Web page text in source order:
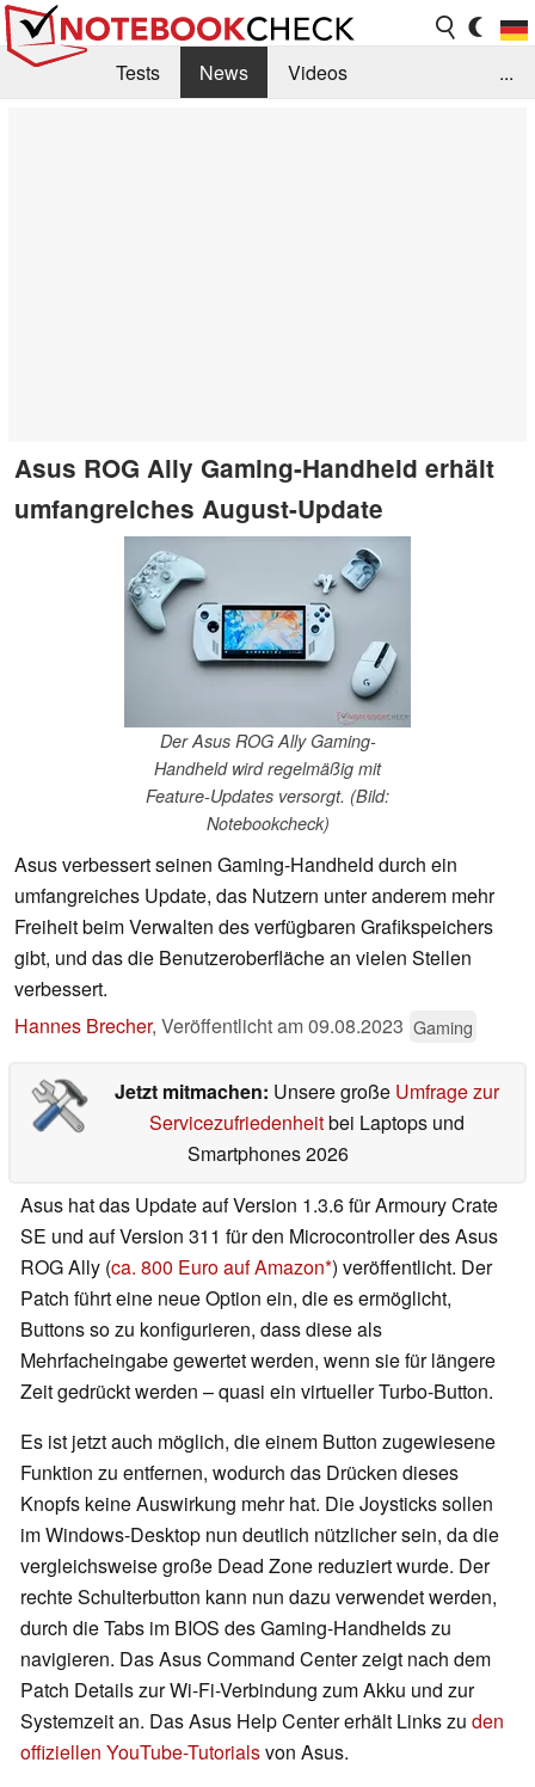
Tests News
Videos
...
Asus ROG Ally Gaming-Handheld erhält
umfangreiches August-Update
Der Asus ROG Ally Gaming-
Handheld wird regelmäßig mit
Feature-Updates versorgt. (Bild:
Notebookcheck)
Asus verbessert seinen Gaming-Handheld durch ein
umfangreiches Update, das Nutzern unter anderem mehr
Freiheit beim Verwalten des verfügbaren Grafikspeichers
gibt, und das die Benutzeroberfläche an vielen Stellen
verbessert.
Hannes Brecher, Veröffentlicht am09.08.2023 Gaming
Jetzt mitmachen: Unsere große Umfrage zur
Servicezufriedenheitbei Laptops und
Smartphones 2026
Asus hat das Update auf Version 1.3.6 für Armoury Crate
SE und auf Version 311 für den Microcontroller des Asus
ROG Ally (ca. 800 Euro auf Amazon ) veröffentlicht. Der
Patch führt eine neue Option ein, die es ermöglicht,
Buttons so zu konfigurieren, dass diese als
Mehrfacheingabe gewertet werden, wenn sie für längere
Zeit gedrückt werden – quasi ein virtueller Turbo-Button.
Es ist jetzt auch möglich, die einem Button zugewiesene
Funktion zu entfernen, wodurch das Drücken dieses
Knopfs keine Auswirkung mehr hat. Die Joysticks sollen
im Windows-Desktop nun deutlich nützlicher sein, da die
vergleichsweise große Dead Zone reduziert wurde. Der
rechte Schulterbutton kann nun dazu verwendet werden,
durch die Tabs im BIOS des Gaming-Handhelds zu
navigieren. Das Asus Command Center zeigt nach dem
Patch Details zur Wi-Fi-Verbindung zum Akku und zur
Systemzeit an. Das Asus Help Center erhält Links zu den
offiziellen YouTube-Tutorialsvon Asus.